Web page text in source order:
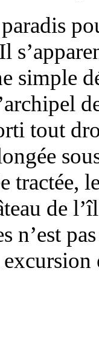
simple
tout
tractée,
de
n’est